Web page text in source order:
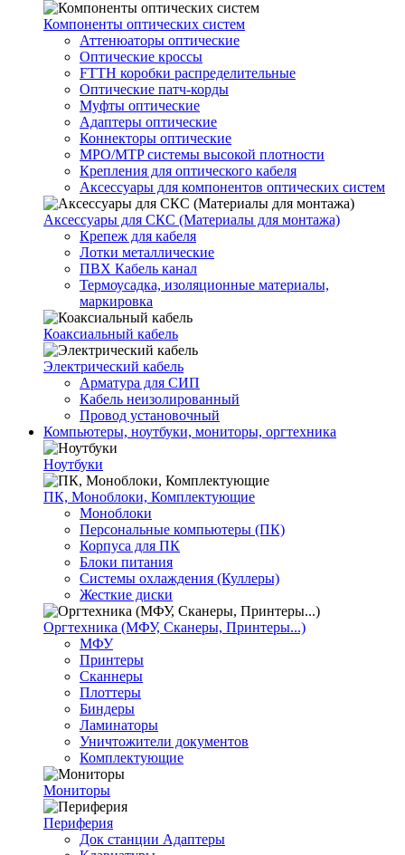
Компоненты оптических систем
Аттенюаторы оптические
Оптические кроссы
FTTH коробки распределительные
Оптические патч-корды
Муфты оптические
Адаптеры оптические
Коннекторы оптические
MPO/MTP системы высокой плотности
Крепления для оптического кабеля
Аксессуары для компонентов оптических систем
Аксессуары для СКС (Материалы для монтажа)
Крепеж для кабеля
Лотки металлические
ПВХ Кабель канал
Термоусадка, изоляционные материалы,
маркировка
Коаксиальный кабель
Электрический кабель
Арматура для СИП
Кабель неизолированный
Провод установочный
Компьютеры, ноутбуки, мониторы, оргтехника
Ноутбуки
ПК, Моноблоки, Комплектующие
Моноблоки
Персональные компьютеры (ПК)
Корпуса для ПК
Блоки питания
Системы охлаждения (Куллеры)
Жесткие диски
Оргтехника (МФУ, Сканеры, Принтеры...)
МФУ
Принтеры
Сканнеры
Плоттеры
Биндеры
Ламинаторы
Уничтожители документов
Комплектующие
Мониторы
Периферия
Док станции Адаптеры